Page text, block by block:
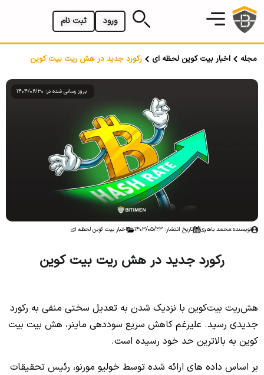
ثبت نام ورود
مجله اخبار بیت کوین لحظه ای رکورد جدید در هش ریت بیت کوین
بروز رسانی شده در: 1404/06/30
نویسنده:محمد باهری تاریخ انتشار: 1403/05/23 اخبار بیت کوین لحظه ای
رکورد جدید در هش ریت بیت کوین
هش‌ریت بیت‌کوین با نزدیک شدن به تعدیل سختی منفی به رکورد
جدیدی رسید. علیرغم کاهش سریع سوددهی ماینر، هش بیت بیت
کوین به بالاترین حد خود رسیده است.
بر اساس داده های ارائه شده توسط خولیو مورنو، رئیس تحقیقات